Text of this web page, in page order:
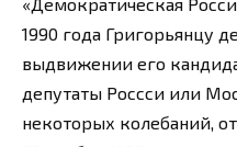
1990 года Григорьянцу
выдвижении его
депутаты Россси или
некоторых колебаний,